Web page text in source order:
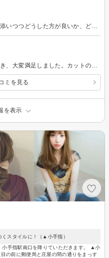
ミを見る
を表示
スタイルに！（▲小手指）
小手指駅南口を降りていただきます。 ▲小
の前に郵便局と庄屋の間の通りをまっす